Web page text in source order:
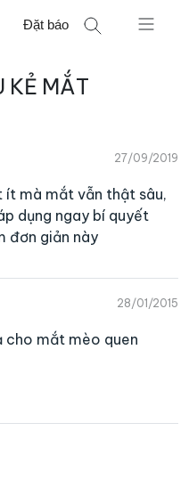
Đặt báo
KẺ MẮT
27/09/2019
ít mà mắt vẫn thật sâu,
dụng ngay bí quyết
đơn giản này
28/01/2015
cho mắt mèo quen